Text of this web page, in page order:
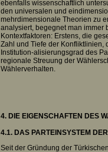
ebenfalls wissenschaftlich
den universalen und
mehrdimensionale Theorien zu
analysiert, begegnet man immer
Kontextfaktoren: Erstens, die
Zahl und Tiefe der Konfliktlinien,
Institution-alisierungsgrad des
regionale Streuung der
Wählerverhalten.
4. DIE EIGENSCHAFTEN DES
4.1. DAS PARTEINSYSTEM
Seit der Gründung der